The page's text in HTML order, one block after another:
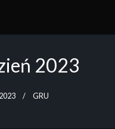
2023
2023 GRU